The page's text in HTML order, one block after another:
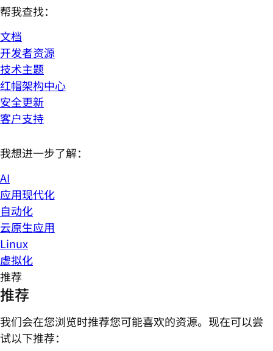
帮我查找：
文档
开发者资源
技术主题
红帽架构中心
安全更新
客户支持
我想进一步了解：
AI
应用现代化
自动化
云原生应用
Linux
虚拟化
推荐
推荐
我们会在您浏览时推荐您可能喜欢的资源。现在可以尝
试以下推荐：